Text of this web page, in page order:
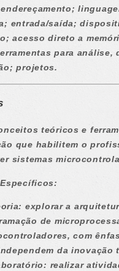
entrada/saída;
acesso direto a
para análise,
projetos.
teóricos e
que habilitem o
sistemas
explorar a
de
com
da inovação
realizar